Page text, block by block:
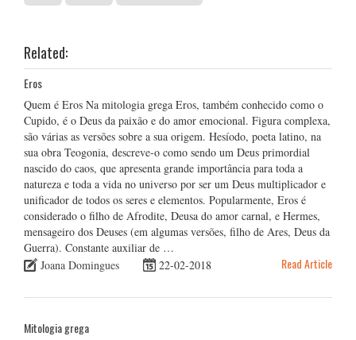
Related:
Eros
Quem é Eros Na mitologia grega Eros, também conhecido como o
Cupido, é o Deus da paixão e do amor emocional. Figura complexa,
são várias as versões sobre a sua origem. Hesíodo, poeta latino, na
sua obra Teogonia, descreve-o como sendo um Deus primordial
nascido do caos, que apresenta grande importância para toda a
natureza e toda a vida no universo por ser um Deus multiplicador e
unificador de todos os seres e elementos. Popularmente, Eros é
considerado o filho de Afrodite, Deusa do amor carnal, e Hermes,
mensageiro dos Deuses (em algumas versões, filho de Ares, Deus da
Guerra). Constante auxiliar de …
Joana Domingues
22-02-2018 Read Article
Mitologia grega